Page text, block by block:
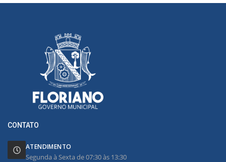
CONTATO
ATENDIMENTO
Segunda à Sexta de 07:30 às 13:30